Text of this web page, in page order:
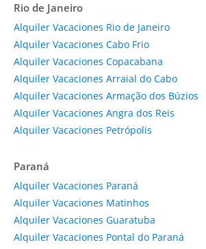
Rio de Janeiro
Alquiler Vacaciones Rio de Janeiro
Alquiler Vacaciones Cabo Frio
Alquiler Vacaciones Copacabana
Alquiler Vacaciones Arraial do Cabo
Alquiler Vacaciones Armação dos Búzios
Alquiler Vacaciones Angra dos Reis
Alquiler Vacaciones Petrópolis
Paraná
Alquiler Vacaciones Paraná
Alquiler Vacaciones Matinhos
Alquiler Vacaciones Guaratuba
Alquiler Vacaciones Pontal do Paraná